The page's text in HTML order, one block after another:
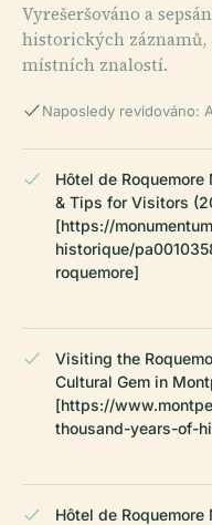
Vyrešeršováno a
historických
místních znalostí.
Naposledy revidováno:
Hôtel de
& Tips for Visitors
[https://
historique/
roquemore]
Visiting the
Cultural Gem in
[https://
thousand-years-of-
Hôtel de